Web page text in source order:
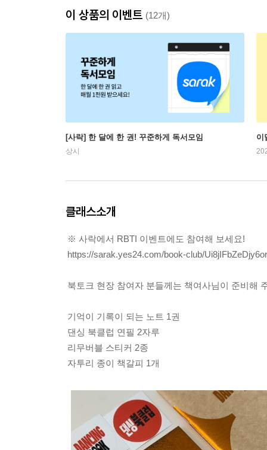
이 상품의 이벤트 (12개)
[사락] 한 달에 한 권! 꾸준하게 독서모임
상시
이
클래스소개
※ 사락에서 RBTI 이벤트에도 참여해 보세요!
https://sarak.yes24.com/book-club/
북토크 현장 참여자 분들께는 책여사님이 준비해
기억이 기록이 되는 노트 1권
댄싱 북클럽 연필 2자루
리무버블 스티커 2종
자투리 종이 책갈피 1개